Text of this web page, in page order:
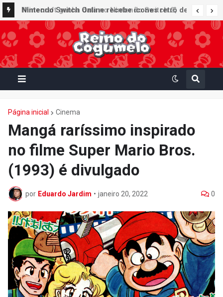
Nintendo Switch Online recebe ícones retrô de
Mario Paint (SNES) e Mario Kart: Super Circuit
(GBA)
Página inicial Cinema
Mangá raríssimo inspirado
no filme Super Mario Bros.
(1993) é divulgado
por Eduardo Jardim • janeiro 20, 2022 0